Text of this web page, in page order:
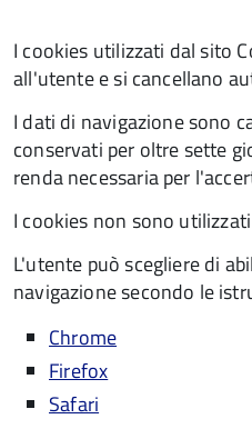
I cookies utilizzati dal sito
all'utente e si cancellano
I dati di navigazione sono
conservati per oltre sette
renda necessaria per
I cookies non sono
L'utente può scegliere di
navigazione secondo le
Chrome
Firefox
Safari